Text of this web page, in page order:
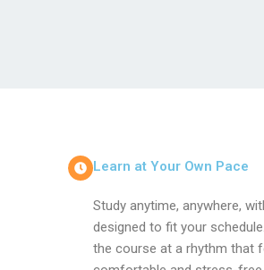
Learn at Your Own Pace
Study anytime, anywhere,
designed to fit your
the course at a rhythm that